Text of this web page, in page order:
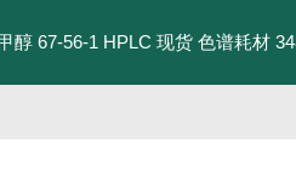
醇 67-56-1 HPLC 现货 色谱耗材